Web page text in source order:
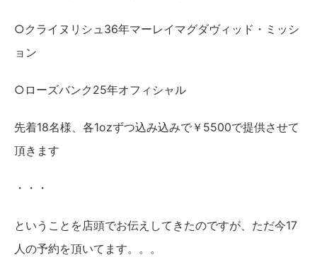
○クライヌリシュ36年マーレイマグダヴィッド・ミッシ
ョン
○ローズバンク25年オフィシャル
先着18名様、各1ozずつ込み込みで￥5500で提供させて
頂きます
・・・
ということを店頭でお伝えしてきたのですが、ただ今17
人の予約を頂いてます。。。